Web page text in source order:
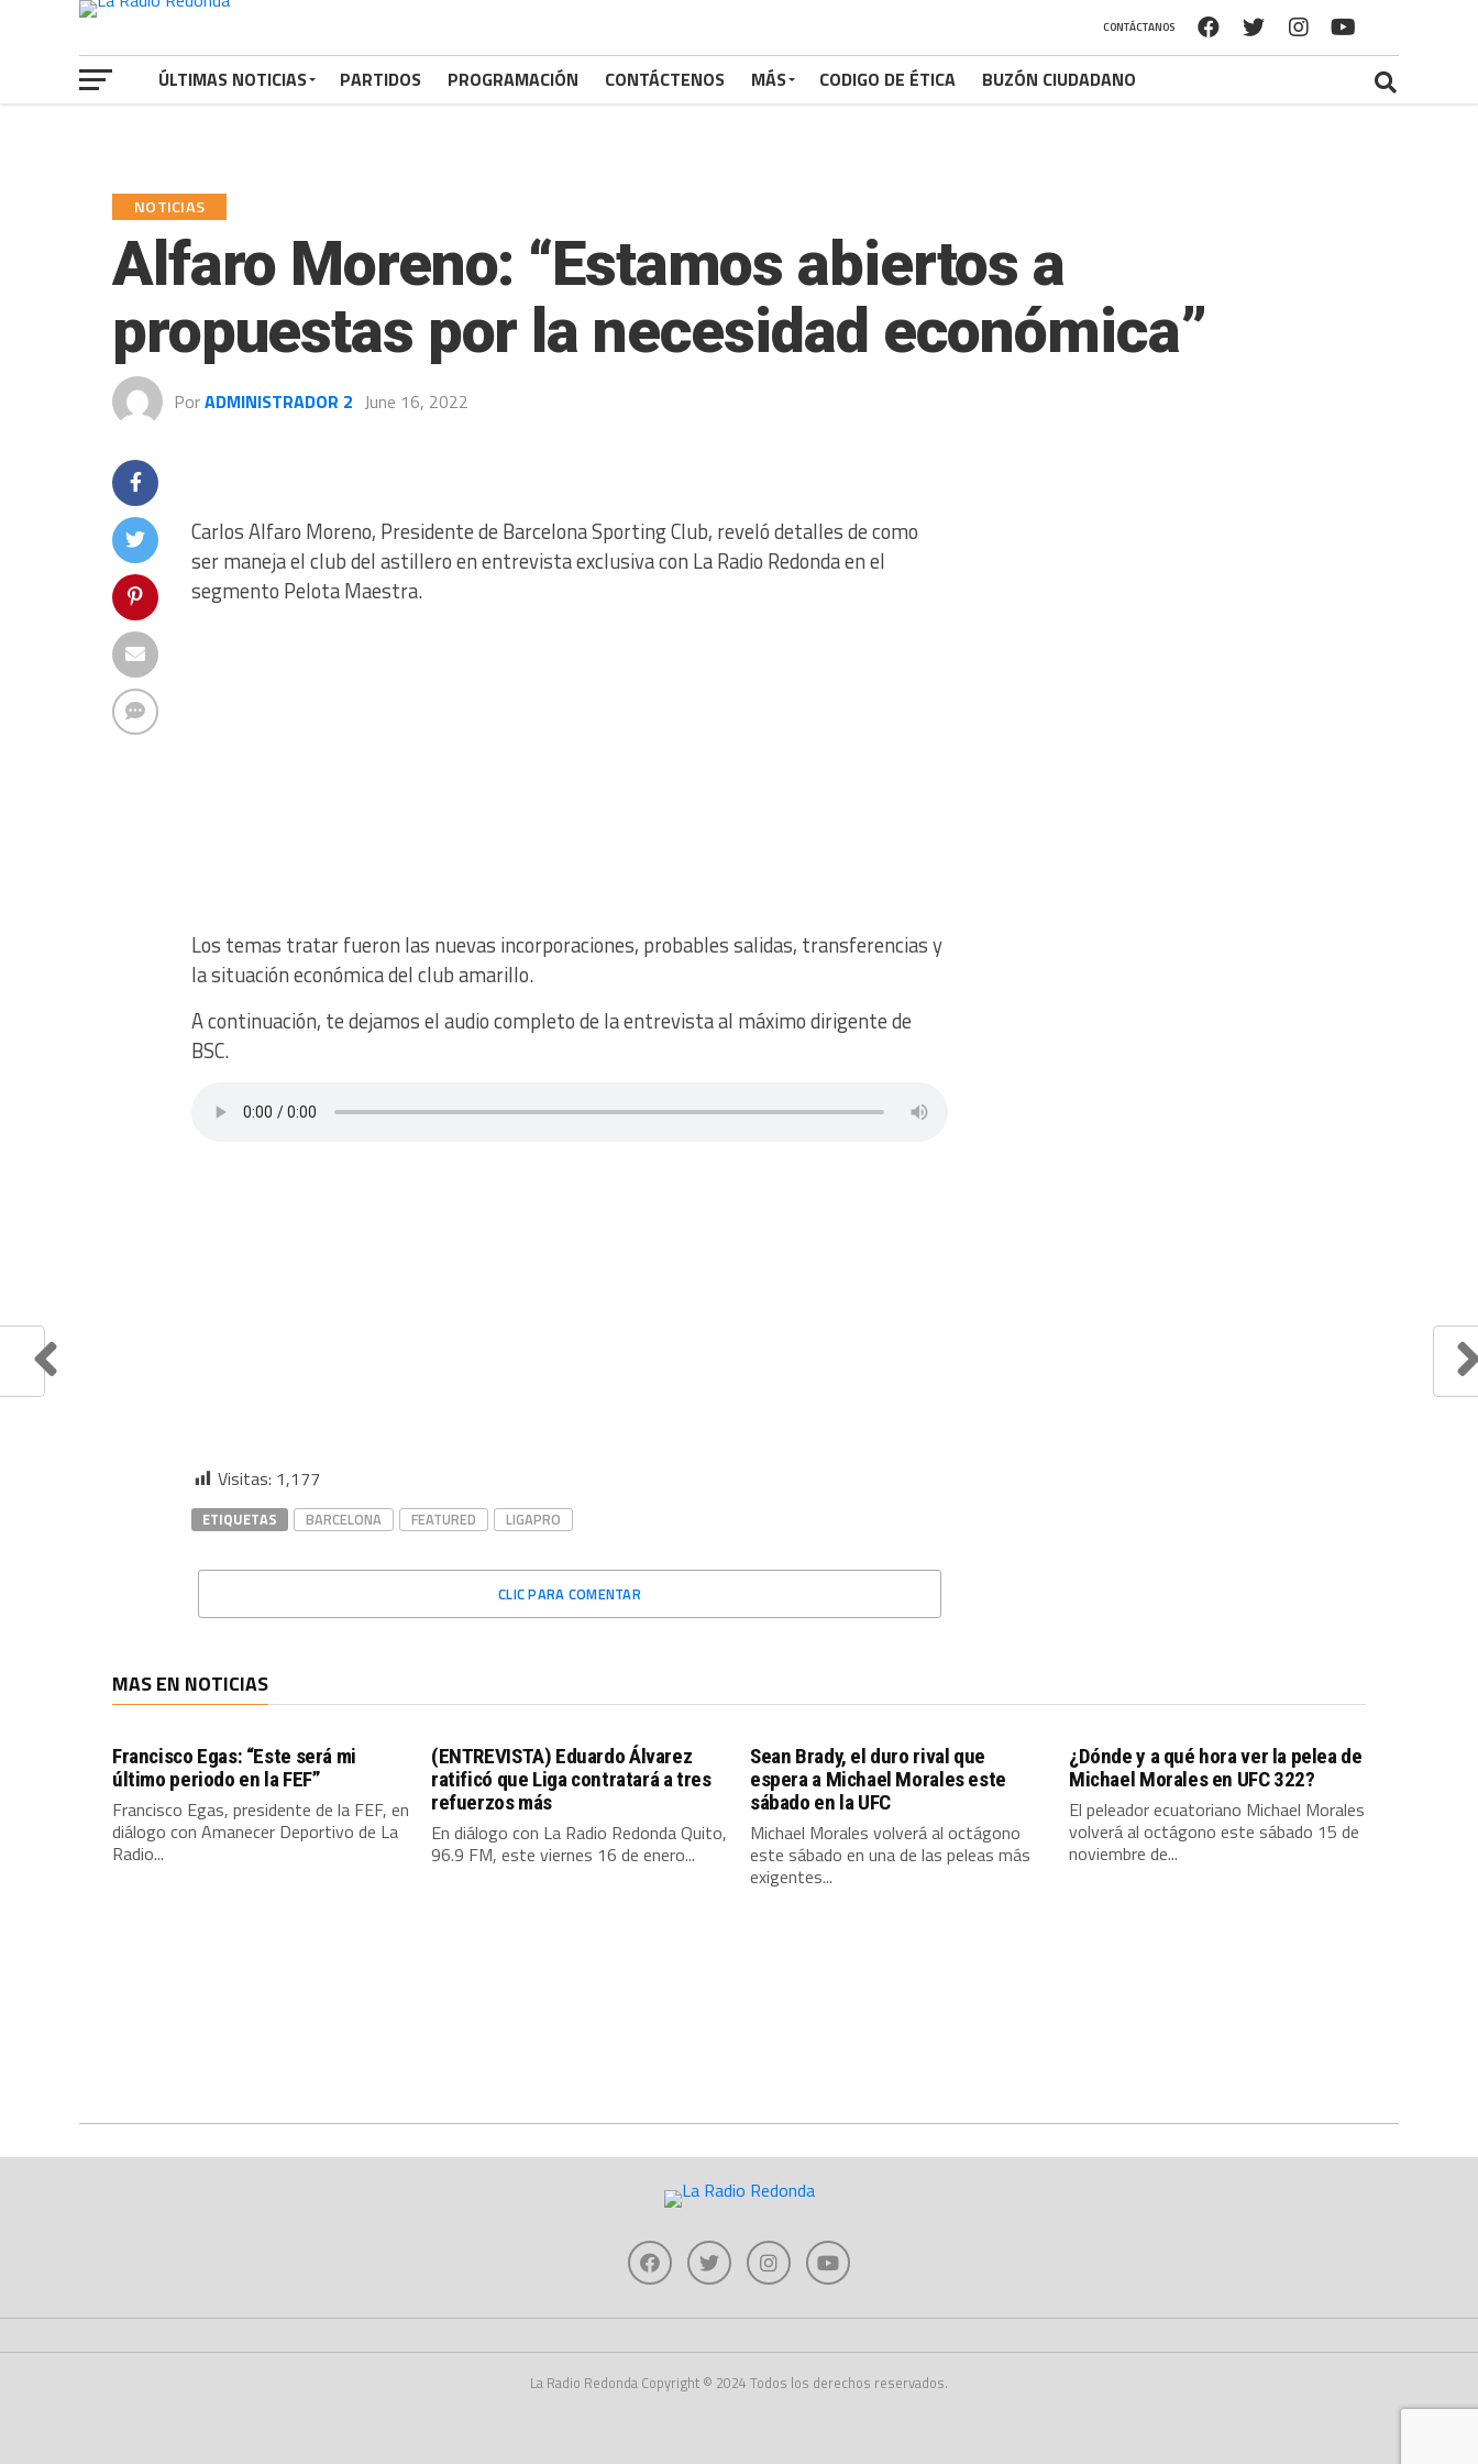
CONTÁCTANOS
ÚLTIMAS NOTICIAS PARTIDOS PROGRAMACIÓN CONTÁCTENOS MÁS CODIGO DE ÉTICA BUZÓN CIUDADANO
NOTICIAS
Alfaro Moreno: “Estamos abiertos a
propuestas por la necesidad económica”
PorADMINISTRADOR 2 June 16, 2022
Carlos Alfaro Moreno, Presidente de Barcelona Sporting Club, reveló detalles de como
ser maneja el club del astillero en entrevista exclusiva con La Radio Redonda en el
segmento Pelota Maestra.
Los temas tratar fueron las nuevas incorporaciones, probables salidas, transferencias y
la situación económica del club amarillo.
A continuación, te dejamos el audio completo de la entrevista al máximo dirigente de
BSC.
Visitas: 1,177
ETIQUETAS BARCELONA FEATURED LIGAPRO
CLIC PARA COMENTAR
MAS EN NOTICIAS
Francisco Egas: “Este será mi
último periodo en la FEF”
Francisco Egas, presidente de la FEF, en
diálogo con Amanecer Deportivo de La
Radio...
(ENTREVISTA) Eduardo Álvarez
ratificó que Liga contratará a tres
refuerzos más
En diálogo con La Radio Redonda Quito,
96.9 FM, este viernes 16 de enero...
Sean Brady, el duro rival que
espera a Michael Morales este
sábado en la UFC
Michael Morales volverá al octágono
este sábado en una de las peleas más
exigentes...
¿Dónde y a qué hora ver la pelea de
Michael Morales en UFC 322?
El peleador ecuatoriano Michael Morales
volverá al octágono este sábado 15 de
noviembre de...
La Radio Redonda Copyright © 2024 Todos los derechos reservados.